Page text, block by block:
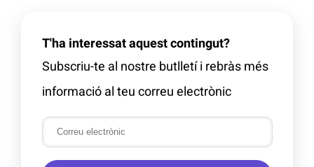
T'ha interessat aquest contingut?
Subscriu-te al nostre butlletí i rebràs més
informació al teu correu electrònic